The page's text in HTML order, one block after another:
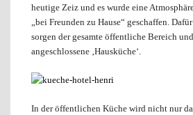
heutige Zeiz und es wurde eine
„bei Freunden zu Hause“ geschaffen. Dafür
sorgen der gesamte öffentliche Bereich
angeschlossene ‚Hausküche‘.
In der öffentlichen Küche wird nicht nur